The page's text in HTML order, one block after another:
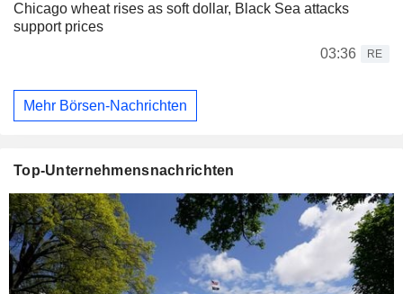
Chicago wheat rises as soft dollar, Black Sea attacks
support prices
03:36
RE
Mehr Börsen-Nachrichten
Top-Unternehmensnachrichten